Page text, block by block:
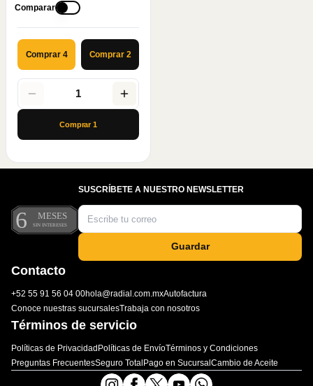
Comparar
Comprar 4 Comprar 2
1
Comprar1
SUSCRÍBETE A NUESTRO NEWSLETTER
Guardar
Contacto
+52 55 91 56 04 00hola@radial.com.mxAutofactura
Conoce nuestras sucursalesTrabaja con nosotros
Términos de servicio
Políticas de PrivacidadPolíticas de EnvíoTérminos y Condiciones
Preguntas FrecuentesSeguro TotalPago en SucursalCambio de Aceite